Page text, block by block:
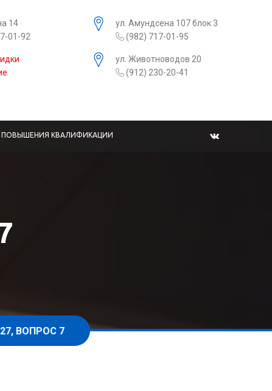
14
01-92
ул. Амундсена 107 блок 3
(982) 717-01-95
ул. Животноводов 20
(912) 230-20-41
ПОВЫШЕНИЯ КВАЛИФИКАЦИИ
ВОПРОС 7